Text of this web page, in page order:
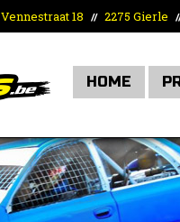
Vennestraat 18 // 2275 Gierle
HOME